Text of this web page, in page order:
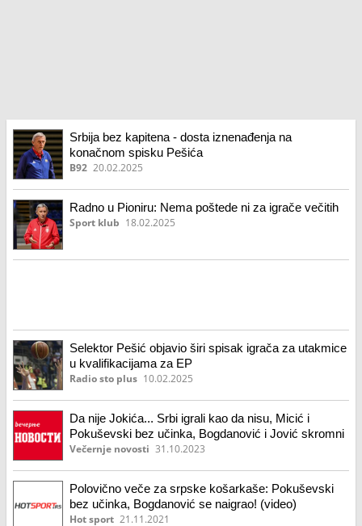
Srbija bez kapitena - dosta iznenađenja na
konačnom spisku Pešića
B92 20.02.2025
Radno u Pioniru: Nema poštede ni za igrače večitih
Sport klub 18.02.2025
Selektor Pešić objavio širi spisak igrača za utakmice
u kvalifikacijama za EP
Radio sto plus 10.02.2025
Da nije Jokića... Srbi igrali kao da nisu, Micić i
Pokuševski bez učinka, Bogdanović i Jović skromni
Večernje novosti 31.10.2023
Polovično veče za srpske košarkaše: Pokuševski
bez učinka, Bogdanović se naigrao! (video)
Hot sport 21.11.2021